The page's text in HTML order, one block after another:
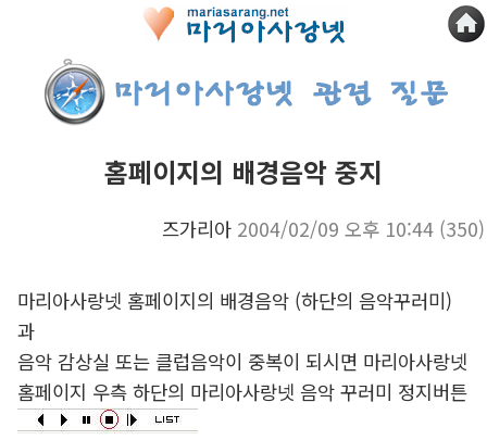
홈페이지의 배경음악 중지
즈가리아 2004/02/09 오후 10:44 (350)
마리아사랑넷 홈페이지의 배경음악 (하단의 음악꾸러미)
과
음악 감상실 또는 클럽음악이 중복이 되시면 마리아사랑넷
홈페이지 우측 하단의 마리아사랑넷 음악 꾸러미 정지버튼